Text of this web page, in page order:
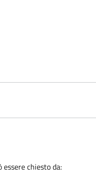
chiesto da: